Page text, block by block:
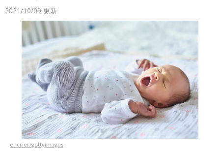
2021/10/09 更新
encrier/gettyimages